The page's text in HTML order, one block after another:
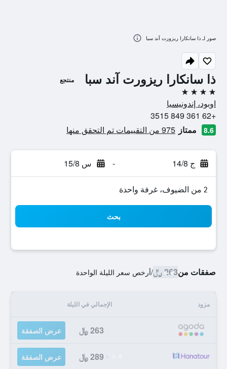
ذا سانكارا ريزورت آند سبا منتجع
4 نجوم
اوبود، إندونيسيا
+62 361 849 3515
8.6 ممتاز 975 من التقييمات تم التحقق منها
ج 14/8 - س 15/8
2 من الضيوف، غرفة واحدة
بحث
صفقات من263 ﷼ /أرخص سعر الليلة الواحدة
مزود الإجمالي في الليلة
263 ﷼ عرض الصفقة
289 ﷼ عرض الصفقة
صور لـ ذا سانكارا ريزورت آند سبا